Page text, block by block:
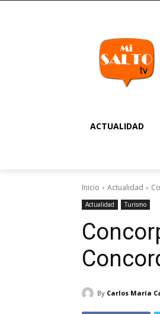
ACTUALIDAD
Inicio Actualidad
Actualidad Turismo
By Carlos María